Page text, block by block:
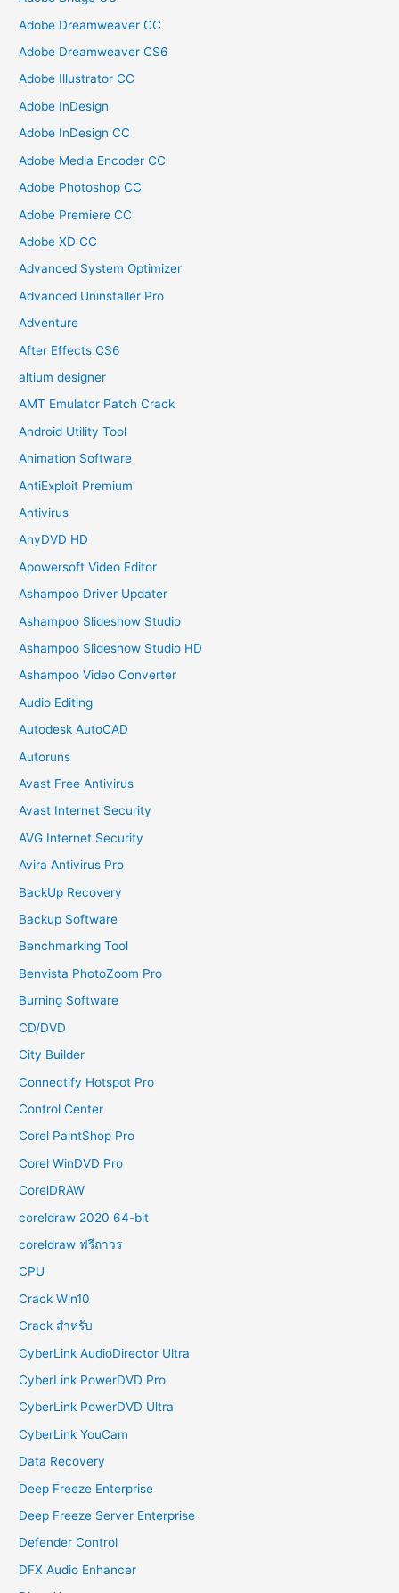
Adobe Dreamweaver CC
Adobe Dreamweaver CS6
Adobe Illustrator CC
Adobe InDesign
Adobe InDesign CC
Adobe Media Encoder CC
Adobe Photoshop CC
Adobe Premiere CC
Adobe XD CC
Advanced System Optimizer
Advanced Uninstaller Pro
Adventure
After Effects CS6
altium designer
AMT Emulator Patch Crack
Android Utility Tool
Animation Software
AntiExploit Premium
Antivirus
AnyDVD HD
Apowersoft Video Editor
Ashampoo Driver Updater
Ashampoo Slideshow Studio
Ashampoo Slideshow Studio HD
Ashampoo Video Converter
Audio Editing
Autodesk AutoCAD
Autoruns
Avast Free Antivirus
Avast Internet Security
AVG Internet Security
Avira Antivirus Pro
BackUp Recovery
Backup Software
Benchmarking Tool
Benvista PhotoZoom Pro
Burning Software
CD/DVD
City Builder
Connectify Hotspot Pro
Control Center
Corel PaintShop Pro
Corel WinDVD Pro
CorelDRAW
coreldraw 2020 64-bit
coreldraw ฟรีถาวร
CPU
Crack Win10
Crack สำหรับ
CyberLink AudioDirector Ultra
CyberLink PowerDVD Pro
CyberLink PowerDVD Ultra
CyberLink YouCam
Data Recovery
Deep Freeze Enterprise
Deep Freeze Server Enterprise
Defender Control
DFX Audio Enhancer